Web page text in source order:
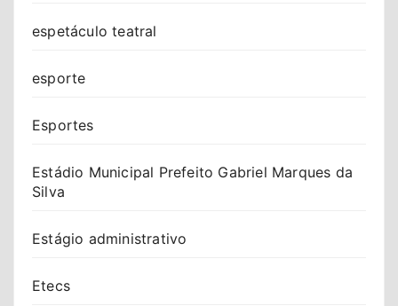
espetáculo teatral
esporte
Esportes
Estádio Municipal Prefeito Gabriel Marques da
Silva
Estágio administrativo
Etecs